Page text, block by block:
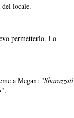
locale.
permetterlo. Lo
a Megan: "Sbarazzati
".